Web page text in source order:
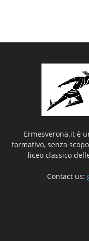
Ermesverona.it è
formativo, senza
liceo classico
Contact us: